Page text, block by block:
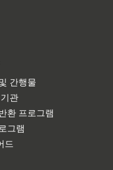
간행물
관
환 프로그램
그램
드